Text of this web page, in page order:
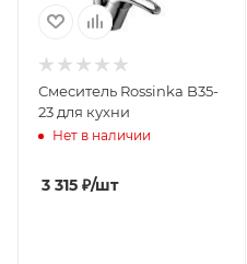
Смеситель Rossinka B35-
23 для кухни
Нет в наличии
3 315 ₽/шт